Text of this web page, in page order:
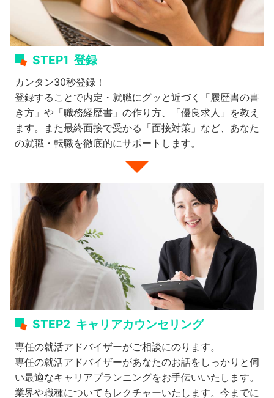
STEP1 登録
カンタン30秒登録！
登録することで内定・就職にグッと近づく「履歴書の書
き方」や「職務経歴書」の作り方、「優良求人」を教え
ます。また最終面接で受かる「面接対策」など、あなた
の就職・転職を徹底的にサポートします。
STEP2 キャリアカウンセリング
専任の就活アドバイザーがご相談にのります。
専任の就活アドバイザーがあなたのお話をしっかりと伺
い最適なキャリアプランニングをお手伝いいたします。
業界や職種についてもレクチャーいたします。今までに